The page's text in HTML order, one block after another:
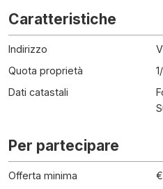
Caratteristiche
Indirizzo
Quota proprietà
Dati catastali
Per partecipare
Offerta minima